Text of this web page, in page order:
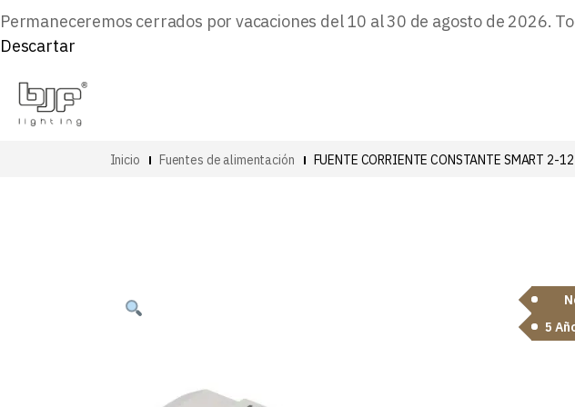
Permaneceremos cerrados por vacaciones del 10 al 30 de agosto de 2026.
Descartar
Inicio Fuentes de alimentación FUENTE CORRIENTE CONSTANTE SMART 2-
5